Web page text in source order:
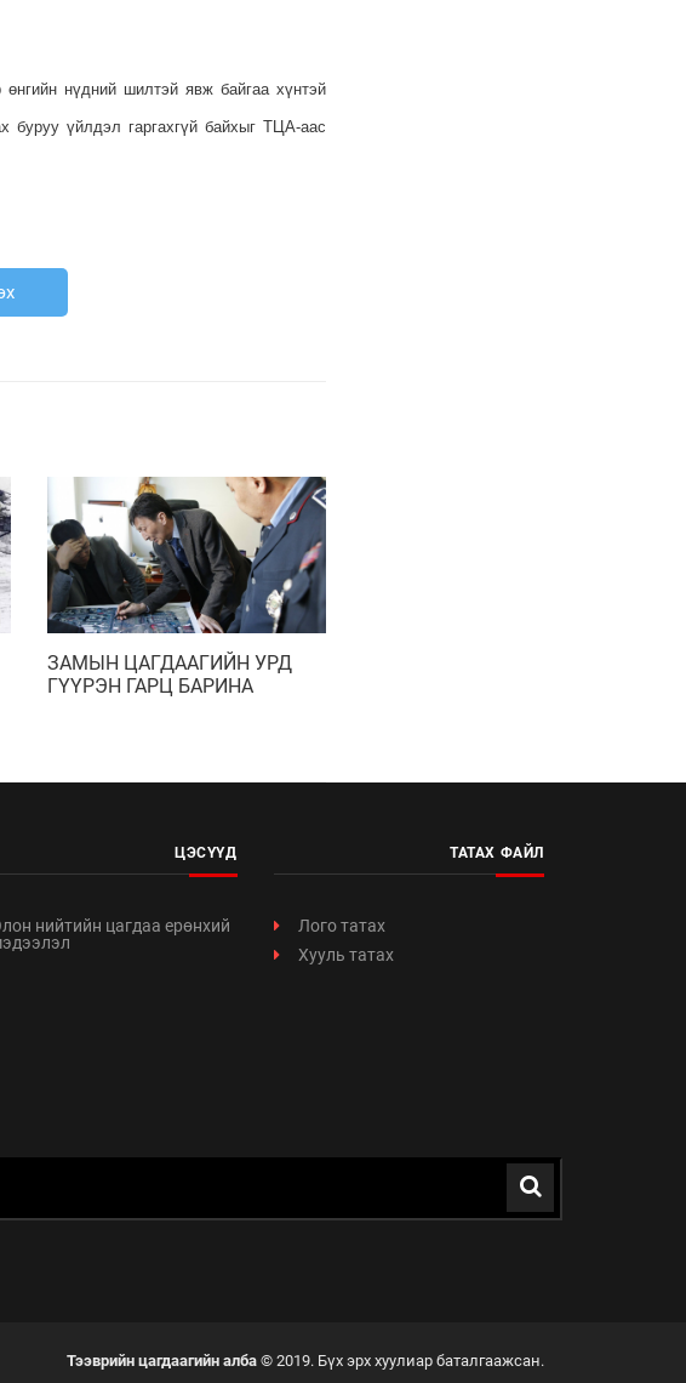
нүдний шилтэй явж байгаа хүнтэй
буруу үйлдэл гаргахгүй байхыг ТЦА-аас
ЗАМЫН ЦАГДААГИЙН УРД
ГҮҮРЭН ГАРЦ БАРИНА
ЦЭСҮҮД
нийтийн цагдаа ерөнхий
ТАТАХ ФАЙЛ
Лого татах
Хууль татах
Тээврийн цагдаагийн алба © 2019. Бүх эрх хуулиар баталгаажсан.